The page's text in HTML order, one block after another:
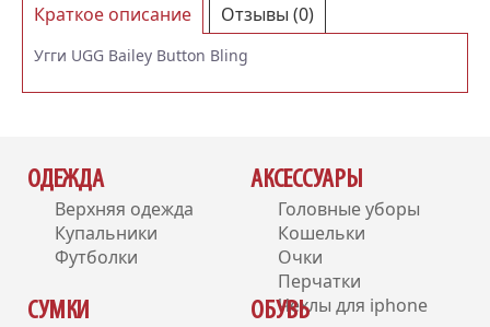
Краткое описание
Угги UGG Bailey Button Bling
Отзывы (0)
ОДЕЖДА
Верхняя одежда
Купальники
Футболки
АКСЕССУАРЫ
Головные уборы
Кошельки
Очки
Перчатки
Чехлы для iphone
СУМКИ ОБУВЬ